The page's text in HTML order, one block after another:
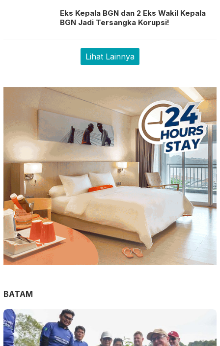
Eks Kepala BGN dan 2 Eks Wakil Kepala
BGN Jadi Tersangka Korupsi!
Lihat Lainnya
BATAM